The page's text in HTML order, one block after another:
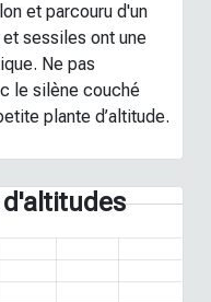
et parcouru d'un
sessiles ont une
Ne pas
le silène couché
plante d’altitude.